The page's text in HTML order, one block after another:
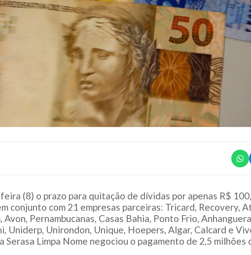
(8) o prazo para quitação de dívidas por apenas R$
conjunto com 21 empresas parceiras: Tricard, Recovery,
Pernambucanas, Casas Bahia, Ponto Frio,
Uniderp, Unirondon, Unique, Hoepers, Algar, Calcard e
Serasa Limpa Nome negociou o pagamento de 2,5 milhões